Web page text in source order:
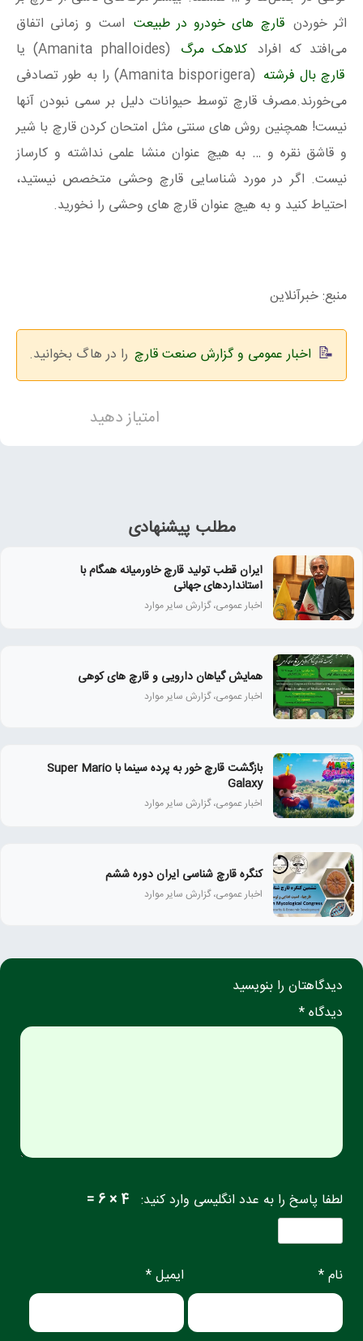
اثر خوردن قارچ های خودرو در طبیعت است و زمانی اتفاق
می‌افتد که افراد کلاهک مرگ (Amanita phalloides) یا
قارچ‌ بال فرشته
(Amanita bisporigera) را به طور تصادفی
می‌خورند.مصرف قارچ توسط حیوانات دلیل بر سمی نبودن آنها
نیست! همچنین روش های سنتی مثل امتحان کردن قارچ با شیر
و قاشق نقره و … به هیچ عنوان منشا علمی نداشته و کارساز
نیست. اگر در مورد شناسایی قارچ وحشی متخصص نیستید،
احتیاط کنید و به هیچ عنوان قارچ های وحشی را نخورید.
منبع: خبرآنلاین
اخبار عمومی و گزارش صنعت قارچ را در هاگ بخوانید.
امتیاز دهید
مطلب پیشنهادی
ایران قطب تولید قارچ خاورمیانه همگام با
استانداردهای جهانی
اخبار عمومی، گزارش سایر موارد
همايش گياهان دارويی و قارچ‌ های كوهی
اخبار عمومی، گزارش سایر موارد
بازگشت قارچ خور به پرده سینما با Super Mario
Galaxy
اخبار عمومی، گزارش سایر موارد
کنگره قارچ شناسی ایران دوره ششم
اخبار عمومی، گزارش سایر موارد
دیدگاهتان را بنویسید
دیدگاه *
لطفا پاسخ را به عدد انگلیسی وارد کنید: 4 × 6 =
نام * ایمیل *